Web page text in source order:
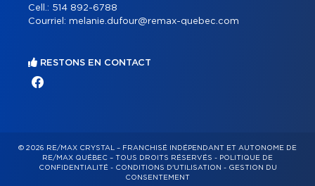
Cell.: 514 892-6788
Courriel: melanie.dufour@remax-quebec.com
RESTONS EN CONTACT
© 2026 RE/MAX CRYSTAL – FRANCHISÉ INDÉPENDANT ET AUTONOME DE
RE/MAX QUÉBEC – TOUS DROITS RÉSERVÉS - POLITIQUE DE
CONFIDENTIALITÉ- CONDITIONS D'UTILISATION - GESTION DU
CONSENTEMENT